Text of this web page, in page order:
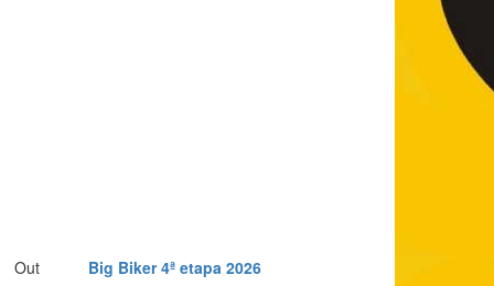
Out Big Biker 4ª etapa 2026